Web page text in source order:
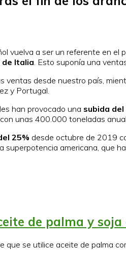
a ser un referente en el
Italia . Esto suponía una
ventas desde nuestro país,
y Portugal.
han provocado una subida
unas 400.000 toneladas
25% desde octubre de 2019
americana, que
de palma y
que se utilice aceite de palma